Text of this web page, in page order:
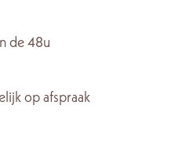
de 48u
op afspraak